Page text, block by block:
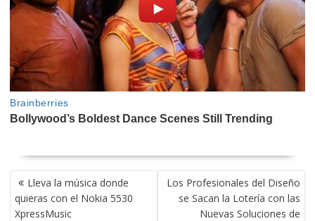
NAVEGACIÓN
DE
ENTRADAS
Lleva la música donde
quieras con el Nokia 5530
XpressMusic
Los Profesionales del Diseño
se Sacan la Lotería con las
Nuevas Soluciones de